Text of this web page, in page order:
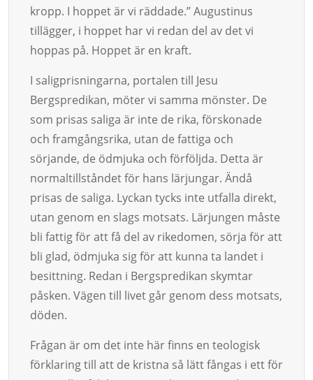
kropp. I hoppet är vi räddade.” Augustinus
tillägger, i hoppet har vi redan del av det vi
hoppas på. Hoppet är en kraft.
I saligprisningarna, portalen till Jesu
Bergspredikan, möter vi samma mönster. De
som prisas saliga är inte de rika, förskonade
och framgångsrika, utan de fattiga och
sörjande, de ödmjuka och förföljda. Detta är
normaltillståndet för hans lärjungar. Ändå
prisas de saliga. Lyckan tycks inte utfalla direkt,
utan genom en slags motsats. Lärjungen måste
bli fattig för att få del av rikedomen, sörja för att
bli glad, ödmjuka sig för att kunna ta landet i
besittning. Redan i Bergspredikan skymtar
påsken. Vägen till livet går genom dess motsats,
döden.
Frågan är om det inte här finns en teologisk
förklaring till att de kristna så lätt fångas i ett för